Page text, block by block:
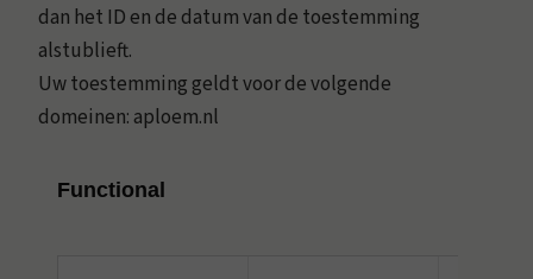
dan het ID en de datum van de toestemming
alstublieft.
Uw toestemming geldt voor de volgende
domeinen: aploem.nl
Functional